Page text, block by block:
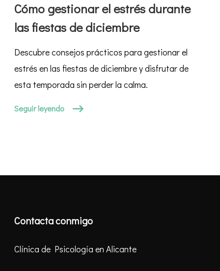
Cómo gestionar el estrés durante
las fiestas de diciembre
Descubre consejos prácticos para gestionar el
estrés en las fiestas de diciembre y disfrutar de
esta temporada sin perder la calma.
Seguir leyendo
Contacta conmigo
Clínica de Psicología en Alicante